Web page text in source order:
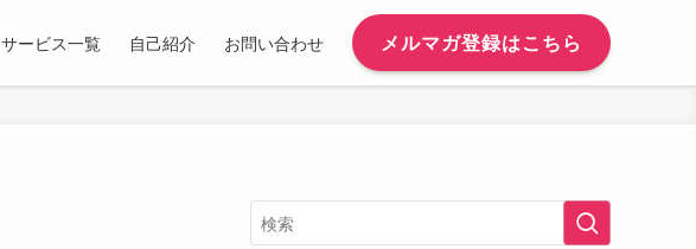
サービス一覧 自己紹介 お問い合わせ メルマガ登録はこちら